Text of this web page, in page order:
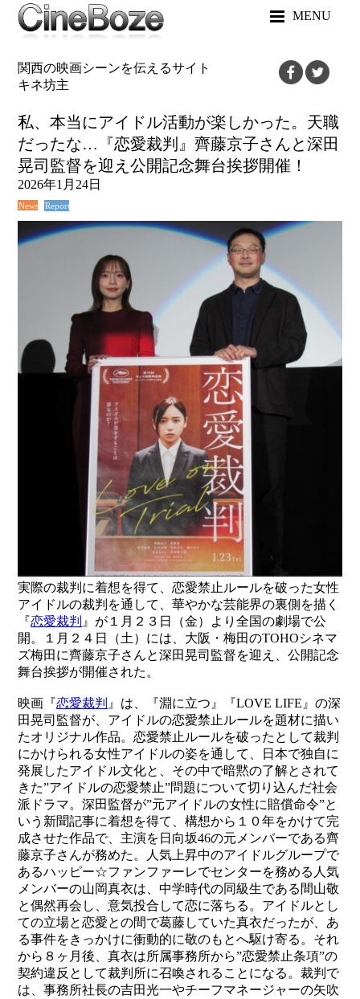
MENU
関西の映画シーンを伝えるサイト
キネ坊主
私、本当にアイドル活動が楽しかった。天職
だったな…『恋愛裁判』齊藤京子さんと深田
晃司監督を迎え公開記念舞台挨拶開催！
2026年1月24日
News Report
実際の裁判に着想を得て、恋愛禁止ルールを破った女性
アイドルの裁判を通して、華やかな芸能界の裏側を描く
『恋愛裁判 』が１月２３日（金）より全国の劇場で公
開。１月２４日（土）には、大阪・梅田のTOHOシネマ
ズ梅田に齊藤京子さんと深田晃司監督を迎え、公開記念
舞台挨拶が開催された。
映画『恋愛裁判 』は、『淵に立つ』『LOVE LIFE』の深
田晃司監督が、アイドルの恋愛禁止ルールを題材に描い
たオリジナル作品。恋愛禁止ルールを破ったとして裁判
にかけられる女性アイドルの姿を通して、日本で独自に
発展したアイドル文化と、その中で暗黙の了解とされて
きた”アイドルの恋愛禁止”問題について切り込んだ社会
派ドラマ。深田監督が”元アイドルの女性に賠償命令”と
いう新聞記事に着想を得て、構想から１０年をかけて完
成させた作品で、主演を日向坂46の元メンバーである齊
藤京子さんが務めた。人気上昇中のアイドルグループで
あるハッピー☆ファンファーレでセンターを務める人気
メンバーの山岡真衣は、中学時代の同級生である間山敬
と偶然再会し、意気投合して恋に落ちる。アイドルとし
ての立場と恋愛との間で葛藤していた真衣だったが、あ
る事件をきっかけに衝動的に敬のもとへ駆け寄る。それ
から８ヶ月後、真衣は所属事務所から”恋愛禁止条項”の
契約違反として裁判所に召喚されることになる。裁判で
は、事務所社長の吉田光一やチーフマネージャーの矢吹